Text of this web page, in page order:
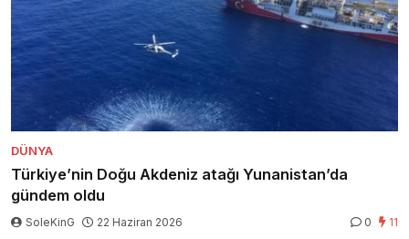
DÜNYA
Türkiye’nin Doğu Akdeniz atağı Yunanistan’da
gündem oldu
SoleKinG 22 Haziran 2026 0 11